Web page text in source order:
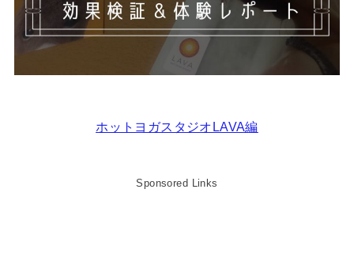
ホットヨガスタジオLAVA編
Sponsored Links